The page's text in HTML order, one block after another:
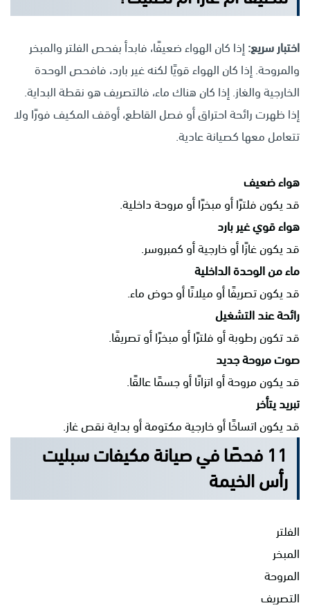
اختبار سريع: إذا كان الهواء ضعيفًا، فابدأ بفحص الفلتر والمبخر
والمروحة. إذا كان الهواء قويًا لكنه غير بارد، فافحص الوحدة
الخارجية والغاز. إذا كان هناك ماء، فالتصريف هو نقطة البداية.
إذا ظهرت رائحة احتراق أو فصل القاطع، أوقف المكيف فورًا ولا
تتعامل معها كصيانة عادية.
هواء ضعيف
قد يكون فلترًا أو مبخرًا أو مروحة داخلية.
هواء قوي غير بارد
قد يكون غازًا أو خارجية أو كمبروسر.
ماء من الوحدة الداخلية
قد يكون تصريفًا أو ميلانًا أو حوض ماء.
رائحة عند التشغيل
قد تكون رطوبة أو فلترًا أو مبخرًا أو تصريفًا.
صوت مروحة جديد
قد يكون مروحة أو اتزانًا أو جسمًا عالقًا.
تبريد يتأخر
قد يكون اتساخًا أو خارجية مكتومة أو بداية نقص غاز.
11 فحصًا في صيانة مكيفات سبليت
رأس الخيمة
الفلتر
المبخر
المروحة
التصريف